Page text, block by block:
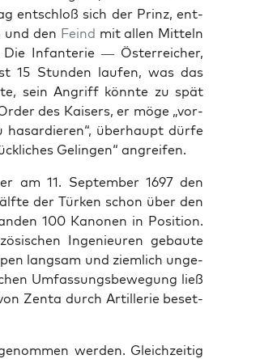
entschloß sich der Prinz, ent­
und den Feind mit allen Mit­teln
Die Infan­terie — Öster­re­ich­er,
15 Stun­den laufen, was das
sein Angriff kön­nte zu spät
des Kaisers, er möge „vor­
hasardieren“, über­haupt dürfe
Gelin­gen“ angreifen.
am 11. Sep­tem­ber 1697 den
der Türken schon über den
100 Kanonen in Posi­tion.
Inge­nieuren gebaute
langsam und ziem­lich unge­
Umfas­sungs­be­we­gung ließ
Zen­ta durch Artillerie beset­
wer­den. Gle­ichzeit­ig